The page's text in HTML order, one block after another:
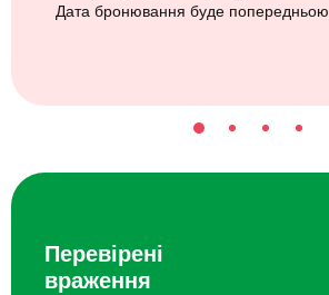
Дата бронювання буде попередньою.
Перевірені
враження